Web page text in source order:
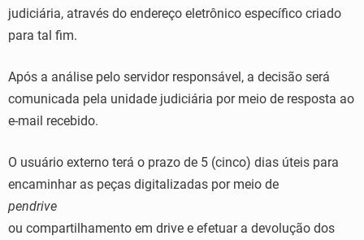
judiciária, através do endereço eletrônico específico criado
para tal fim.
Após a análise pelo servidor responsável, a decisão será
comunicada pela unidade judiciária por meio de resposta ao
e-mail recebido.
O usuário externo terá o prazo de 5 (cinco) dias úteis para
encaminhar as peças digitalizadas por meio de
pendrive
ou compartilhamento em drive e efetuar a devolução dos